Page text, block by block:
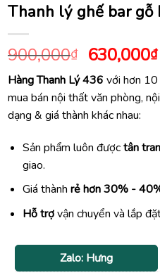
Thanh lý ghế bar gỗ
900,000₫ Giá
gốc
là:
900,000₫.
630,000₫
Hàng Thanh Lý 436 với hơn
mua bán nội thất văn phòng,
dạng & giá thành khác nhau:
Sản phẩm luôn đượctân
giao.
Giá thành rẻ hơn 30% -
Hỗ trợvận chuyển và lắp
Zalo: Hưng